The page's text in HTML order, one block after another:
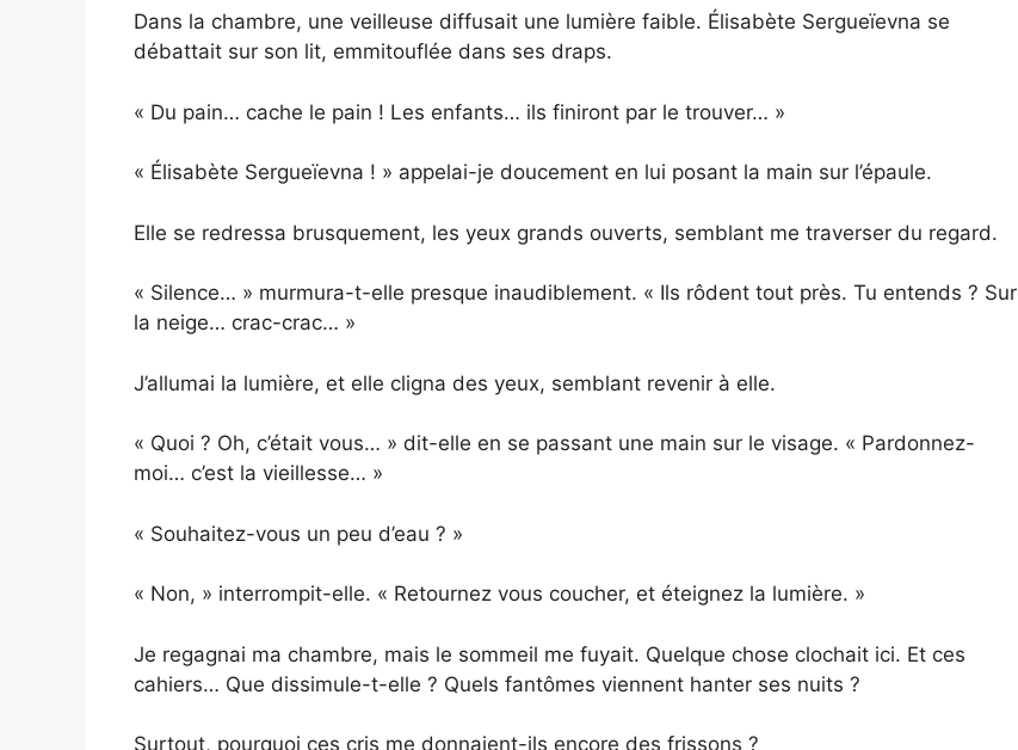
Dans la chambre, une veilleuse diffusait une lumière faible. Élisabète Sergueïevna se
débattait sur son lit, emmitouflée dans ses draps.
« Du pain… cache le pain ! Les enfants… ils finiront par le trouver… »
« Élisabète Sergueïevna ! » appelai-je doucement en lui posant la main sur l’épaule.
Elle se redressa brusquement, les yeux grands ouverts, semblant me traverser du regard.
« Silence… » murmura-t-elle presque inaudiblement. « Ils rôdent tout près. Tu entends ? Sur
la neige… crac-crac… »
J’allumai la lumière, et elle cligna des yeux, semblant revenir à elle.
« Quoi ? Oh, c’était vous… » dit-elle en se passant une main sur le visage. « Pardonnez-
moi… c’est la vieillesse… »
« Souhaitez-vous un peu d’eau ? »
« Non, » interrompit-elle. « Retournez vous coucher, et éteignez la lumière. »
Je regagnai ma chambre, mais le sommeil me fuyait. Quelque chose clochait ici. Et ces
cahiers… Que dissimule-t-elle ? Quels fantômes viennent hanter ses nuits ?
Surtout, pourquoi ces cris me donnaient-ils encore des frissons ?